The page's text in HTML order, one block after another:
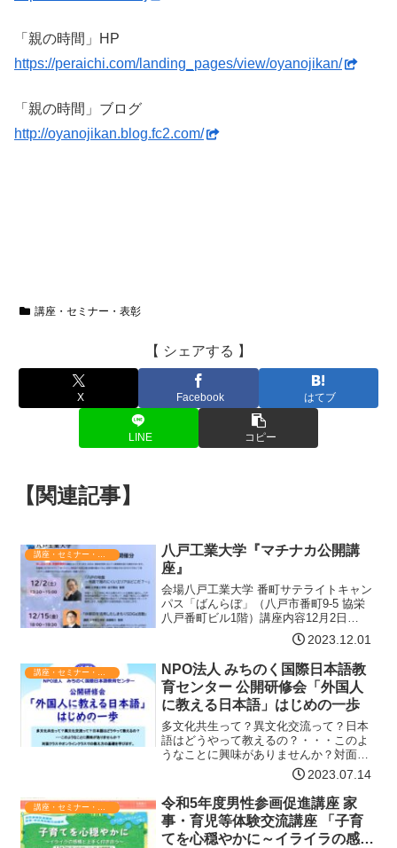
「親の時間」HP
https://peraichi.com/landing_pages/view/oyanojikan/
「親の時間」ブログ
http://oyanojikan.blog.fc2.com/
講座・セミナー・表彰
【 シェアする 】
X Facebook はてブ
LINE コピー
【関連記事】
八戸工業大学『マチナカ公開講
座』
会場八戸工業大学 番町サテライトキャン
パス「ばんらぼ」（八戸市番町9-5 協栄
八戸番町ビル1階）講座内容12月2日
(土) 13:30～15:00「八戸の地盤 ～地震
で揺れにくいエリアはどこだ？～」講
師：工学部工学科 金子賢治 教授地盤や
土を…【詳細はコチラ】
2023.12.01
講座・セミナー・表彰
NPO法人 みちのく国際日本語教
育センター 公開研修会「外国人
に教える日本語」はじめの一歩
多文化共生って？異文化交流って？日本
語はどうやって教えるの？・・・このよ
うなことに興味がありませんか？対面ク
ラスやオンラインクラスでの教え方の基
礎を学びます。どなたでも参加できます
ので、ご興味のある方はお問い合わせく
ださい。＊２日間の研修会…【詳細はコ
チラ】
2023.07.14
令和5年度男性参画促進講座 家
事・育児等体験交流講座 「子育
てを心穏やかに～イライラの感情